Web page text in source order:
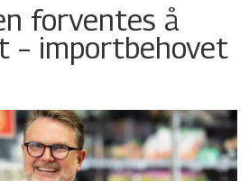
forventes å
– importbehovet